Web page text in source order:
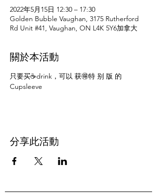
2022年5月15日 12:30 – 17:30
Golden Bubble Vaughan, 3175 Rutherford
Rd Unit #41, Vaughan, ON L4K 5Y6加拿大
關於本活動
只要买☕️drink，可以 获🉐️特 别 版 的
Cupsleeve
分享此活動